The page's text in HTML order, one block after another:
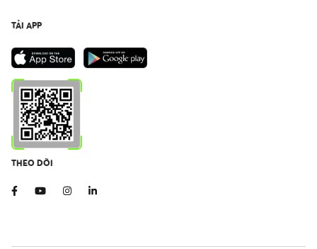
TẢI APP
THEO DÕI